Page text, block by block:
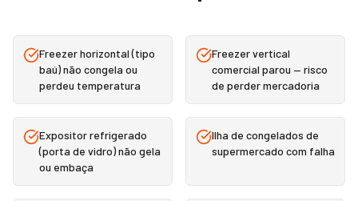
Freezer horizontal (tipo
baú) não congela ou
perdeu temperatura
Freezer vertical
comercial parou — risco
de perder mercadoria
Expositor refrigerado
(porta de vidro) não gela
ou embaça
Ilha de congelados de
supermercado com falha